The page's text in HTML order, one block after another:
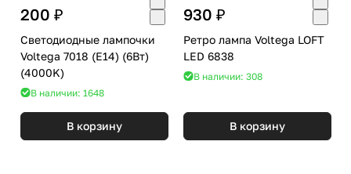
200 ₽
Светодиодные лампочки
Voltega 7018 (E14) (6Вт)
(4000K)
В наличии: 1648
В корзину
930 ₽
Ретро лампа Voltega LOFT
LED 6838
В наличии: 308
В корзину